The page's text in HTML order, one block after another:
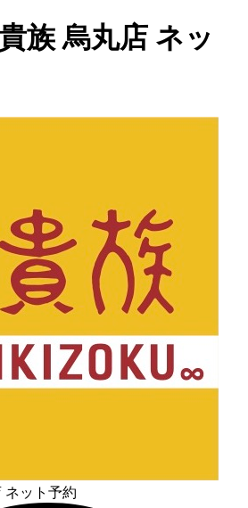
族 烏丸店 ネッ
ネット予約